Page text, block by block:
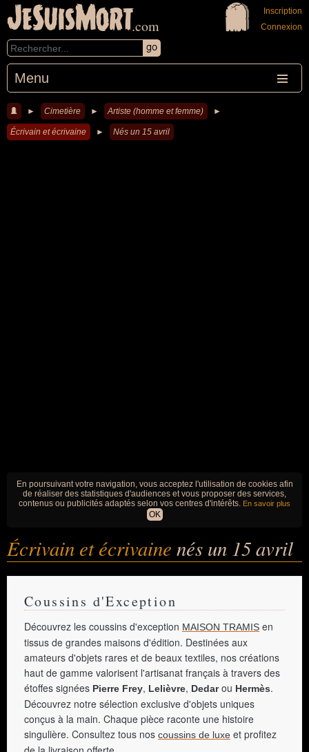
JeSuisMort.com
Menu
Inscription
Connexion
► Cimetière ► Artiste (homme et femme) ►
Écrivain et écrivaine ► Nés un 15 avril
En poursuivant votre navigation, vous acceptez l'utilisation de cookies afin
de réaliser des statistiques d'audiences et vous proposer des services,
contenus ou publicités adaptés selon vos centres d'intérêts. En savoir plus
OK
Écrivain et écrivaine nés un 15 avril
Coussins d'Exception
Découvrez les coussins d'exception MAISON TRAMIS en
tissus de grandes maisons d'édition. Destinées aux
amateurs d'objets rares et de beaux textiles, nos créations
haut de gamme valorisent l'artisanat français à travers des
étoffes signées Pierre Frey, Lelièvre, Dedarou Hermès.
Découvrez notre sélection exclusive d'objets uniques
conçus à la main. Chaque pièce raconte une histoire
singulière. Consultez tous nos coussins de luxe et profitez